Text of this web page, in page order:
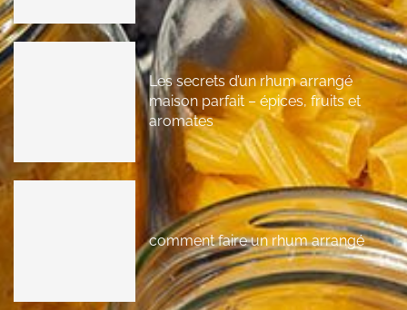
Les secrets d’un rhum arrangé
maison parfait – épices, fruits et
aromates
comment faire un rhum arrangé